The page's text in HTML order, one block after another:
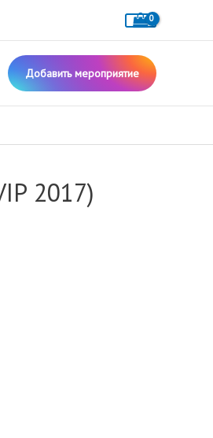
Добавить мероприятие
2017)